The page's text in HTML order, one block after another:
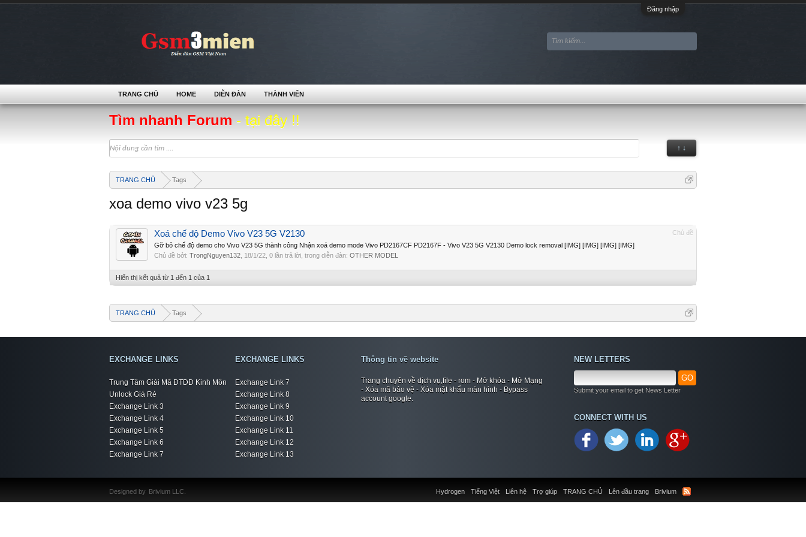
Đăng nhập
Tìm nhanh Forum - tại đây !!
↑ ↓
TRANG CHỦ Tags
xoa demo vivo v23 5g
Chủ đề
Xoá chế độ Demo Vivo V23 5G V2130
Gỡ bỏ chế độ demo cho Vivo V23 5G thành công Nhận xoá demo mode Vivo PD2167CF PD2167F - Vivo V23 5G V2130 Demo lock removal [IMG] [IMG] [IMG] [IMG]
Chủ đề bởi: TrongNguyen132 18/1/22 , 0 lần trả lời, trong diễn đàn: OTHER MODEL
Hiển thị kết quả từ 1 đến 1 của 1
TRANG CHỦ Tags
TRANG CHỦ HOME DIỄN ĐÀN THÀNH VIÊN
EXCHANGE LINKS
Trung Tâm Giải Mã ĐTDĐ Kinh Môn
Unlock Giá Rẻ
Exchange Link 3
Exchange Link 4
Exchange Link 5
Exchange Link 6
Exchange Link 7
EXCHANGE LINKS
Exchange Link 7
Exchange Link 8
Exchange Link 9
Exchange Link 10
Exchange Link 11
Exchange Link 12
Exchange Link 13
Thông tin về website
Trang chuyên về dịch vụ,file - rom - Mở khóa - Mở Mạng
- Xóa mã bảo vệ - Xóa mật khẩu màn hình - Bypass
account google.
NEW LETTERS
GO
Submit your email to get News Letter
CONNECT WITH US
Liên hệ Trợ giúp TRANG CHỦ Lên đầu trang Brivium
Hydrogen Tiếng Việt
Designed by Brivium LLC.